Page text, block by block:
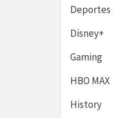
Deportes
Disney+
Gaming
HBO MAX
History